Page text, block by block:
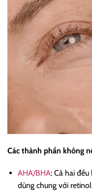
Các thành phần không
AHA/BHA: Cả hai
dùng chung với